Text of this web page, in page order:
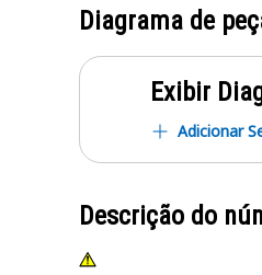
Diagrama de
Exibir
Adicionar
Descrição do